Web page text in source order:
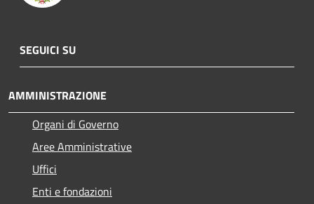
SEGUICI SU
AMMINISTRAZIONE
Organi di Governo
Aree Amministrative
Uffici
Enti e fondazioni